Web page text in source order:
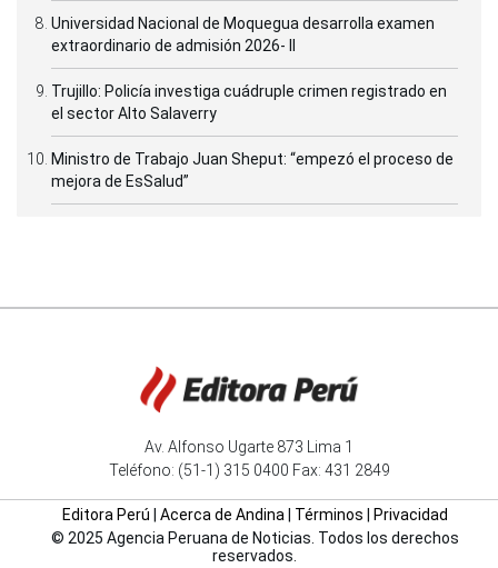
Universidad Nacional de Moquegua desarrolla examen
extraordinario de admisión 2026- II
Trujillo: Policía investiga cuádruple crimen registrado en
el sector Alto Salaverry
Ministro de Trabajo Juan Sheput: “empezó el proceso de
mejora de EsSalud”
Av. Alfonso Ugarte 873 Lima 1
Teléfono: (51-1) 315 0400 Fax: 431 2849
Editora Perú Acerca de Andina Términos
Privacidad
© 2025 Agencia Peruana de Noticias. Todos los derechos
reservados.